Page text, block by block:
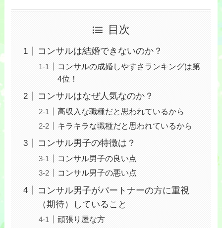
目次
コンサルは結婚できないのか？
コンサルの成婚しやすさランキングは第
4位！
コンサルはなぜ人気なのか？
高収入な職種だと思われているから
キラキラな職種だと思われているから
コンサル男子の特徴は？
コンサル男子の良い点
コンサル男子の悪い点
コンサル男子がパートナーの方に重視
（期待）していること
頑張り屋な方